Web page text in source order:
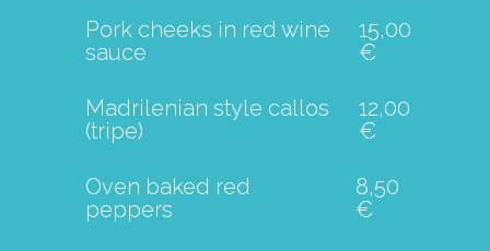
Pork cheeks in red wine
sauce
15,00
€
Madrilenian style callos
(tripe)
12,00
€
Oven baked red
peppers
8,50
€